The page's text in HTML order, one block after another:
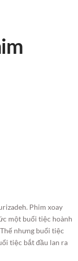
Phim xoay
một buổi tiệc hoành
nhưng buổi tiệc
tiệc bắt đầu lan ra